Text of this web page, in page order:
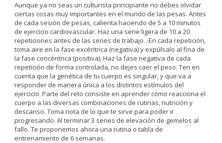
Aunque ya no seas un culturista principiante no debes olvidar
ciertas cosas muy importantes en el mundo de las pesas. Antes
de cada sesión de pesas, calienta haciendo de 5 a 10 minutos
de ejercicio cardiovascular. Haz una serie ligera de 10 a 20
repeticiones antes de las series de trabajo. -En cada repetición,
toma aire en la fase excéntrica (negativa) y expúlsalo al fina de
la fase concéntrica (positiva). Haz la fase negativa de cada
repetición de forma controlada, no dejes caer el peso. Ten en
cuenta que la genética de tu cuerpo es singular, y que va a
responder de manera única a los distintos estímulos del
ejercicio. Parte del reto consiste en aprender cómo reacciona el
cuerpo a las diversas combinaciones de rutinas, nutrición y
descanso. Toma nota de lo que te sirve para poder ir
progresando. Al terminar 3 series de elevación de gemelos al
fallo. Te proponemos ahora una rutina o tabla de
entrenamiento de 6 semanas.